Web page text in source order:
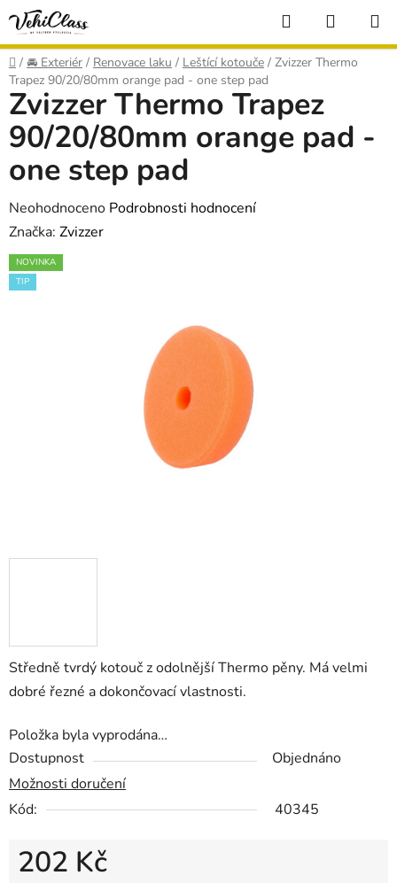
Přejít
obsah
Hledat
KOŠÍK
Domů
/ 🚘 Exteriér / Renovace laku / Leštící kotouče / Zvizzer Thermo
Trapez 90/20/80mm orange pad - one step pad
Středně tvrdý kotouč z odolnější Thermo pěny. Má velmi
dobré řezné a dokončovací vlastnosti.
Položka byla vyprodána…
Dostupnost
Objednáno
Možnosti doručení
Kód:
40345
202 Kč
Zvizzer Thermo Trapez
90/20/80mm orange pad -
one step pad
Průměrné
hodnocení
produktu
je
Neohodnoceno Podrobnosti hodnocení
Značka: Zvizzer
NOVINKA
TIP